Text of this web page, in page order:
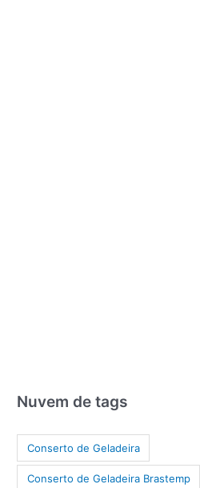
Nuvem de tags
Conserto de Geladeira
Conserto de Geladeira Brastemp